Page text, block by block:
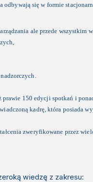
odbywają się w formie
ale przede wszystkim
150 edycji spotkań i
kadrę, która posiada
zweryfikowane przez
wiedzę z zakresu: